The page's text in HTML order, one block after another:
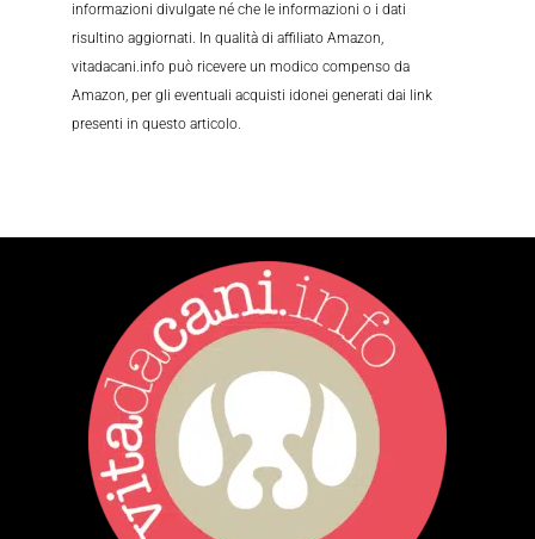
informazioni divulgate né che le informazioni o i dati
risultino aggiornati. In qualità di affiliato Amazon,
vitadacani.info può ricevere un modico compenso da
Amazon, per gli eventuali acquisti idonei generati dai link
presenti in questo articolo.